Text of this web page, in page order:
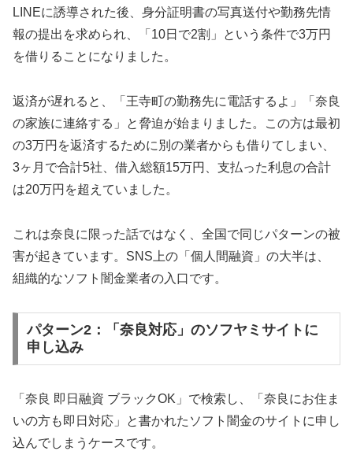
LINEに誘導された後、身分証明書の写真送付や勤務先情
報の提出を求められ、「10日で2割」という条件で3万円
を借りることになりました。
返済が遅れると、「王寺町の勤務先に電話するよ」「奈良
の家族に連絡する」と脅迫が始まりました。この方は最初
の3万円を返済するために別の業者からも借りてしまい、
3ヶ月で合計5社、借入総額15万円、支払った利息の合計
は20万円を超えていました。
これは奈良に限った話ではなく、全国で同じパターンの被
害が起きています。SNS上の「個人間融資」の大半は、
組織的なソフト闇金業者の入口です。
パターン2：「奈良対応」のソフヤミサイトに
申し込み
「奈良 即日融資 ブラックOK」で検索し、「奈良にお住ま
いの方も即日対応」と書かれたソフト闇金のサイトに申し
込んでしまうケースです。